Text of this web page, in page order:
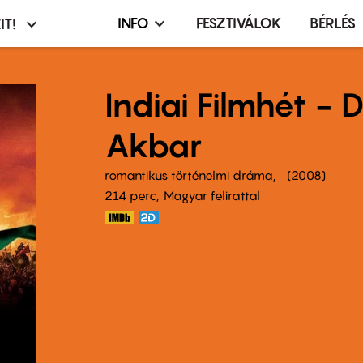
Infó,
terembérlés
menü
INFO FESZTIVÁLOK BÉRLÉS
Indiai Filmhét -
Akbar
romantikus történelmi dráma
2008
214 perc,
Magyar felirattal